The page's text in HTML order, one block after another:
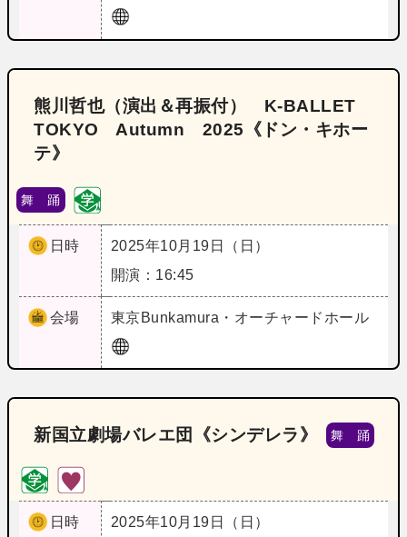
熊川哲也（演出＆再振付） K-BALLET
TOKYO Autumn 2025《ドン・キホー
テ》
舞 踊
日時
2025年10月19日（日）
開演：16:45
会場 東京Bunkamura・オーチャードホール
新国立劇場バレエ団《シンデレラ》 舞 踊
日時
2025年10月19日（日）